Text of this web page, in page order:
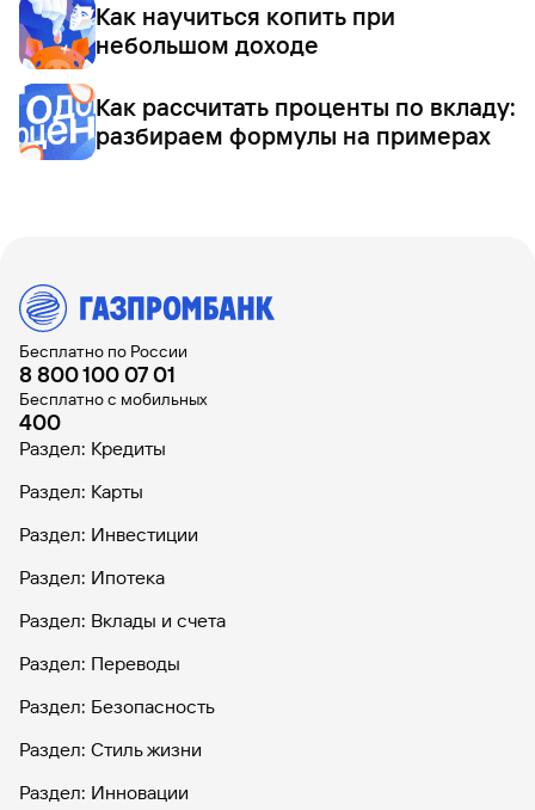
Как научиться копить при
небольшом доходе
Как рассчитать проценты по вкладу:
разбираем формулы на примерах
Бесплатно по России
8 800 100 07 01
Бесплатно с мобильных
400
Раздел: Кредиты
Раздел: Карты
Раздел: Инвестиции
Раздел: Ипотека
Раздел: Вклады и счета
Раздел: Переводы
Раздел: Безопасность
Раздел: Стиль жизни
Раздел: Инновации